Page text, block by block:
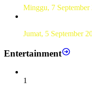
Minggu, 7 September
Jumat, 5 September
Entertainment
1